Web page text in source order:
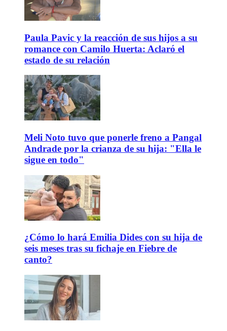
Paula Pavic y la reacción de sus hijos a su
romance con Camilo Huerta: Aclaró el
estado de su relación
Meli Noto tuvo que ponerle freno a Pangal
Andrade por la crianza de su hija: "Ella le
sigue en todo"
¿Cómo lo hará Emilia Dides con su hija de
seis meses tras su fichaje en Fiebre de
canto?